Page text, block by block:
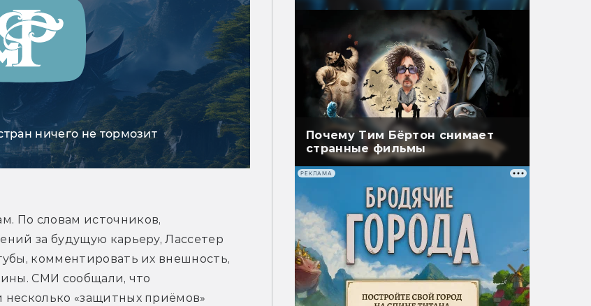
ничего не тормозит
По словам источников,
за будущую карьеру, Лассетер
комментировать их внешность,
СМИ сообщали, что
несколько «защитных приёмов»
Почему Тим Бёртон снимает
странные фильмы
РЕКЛАМА